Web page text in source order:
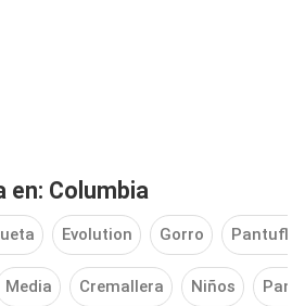
Columbia
Evolution Gorro
Media Cremallera Niños